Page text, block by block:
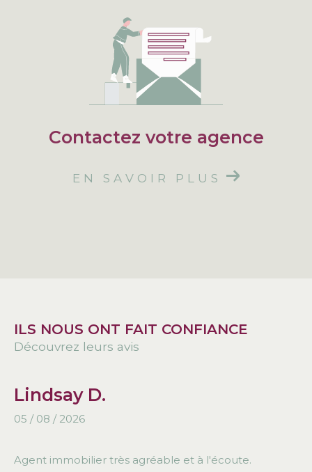
Contactez votre agence
EN SAVOIR PLUS
ILS NOUS ONT FAIT CONFIANCE
Découvrez leurs avis
Lindsay D.
05 / 08 / 2026
Agent immobilier très agréable et à l'écoute.